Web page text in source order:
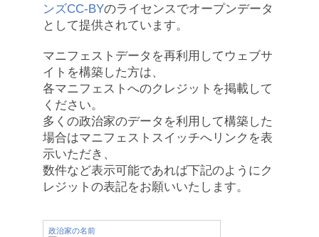
ンズCC-BYのライセンスでオープンデータ
として提供されています。
マニフェストデータを再利用してウェブサ
イトを構築した方は、
各マニフェストへのクレジットを掲載して
ください。
多くの政治家のデータを利用して構築した
場合はマニフェストスイッチへリンクを表
示いただき、
数件など表示可能であれば下記のようにク
レジットの表記をお願いいたします。
政治家の名前